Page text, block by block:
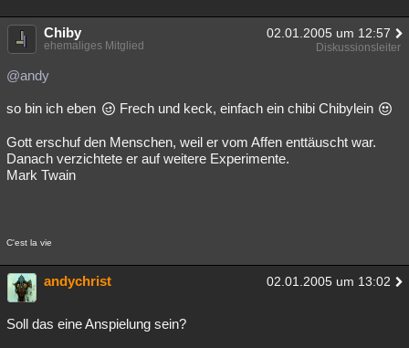
Chiby 02.01.2005 um 12:57
ehemaliges Mitglied Diskussionsleiter
@andy
so bin ich eben Frech und keck, einfach ein chibi Chibylein
Gott erschuf den Menschen, weil er vom Affen enttäuscht war.
Danach verzichtete er auf weitere Experimente.
Mark Twain
C'est la vie
andychrist 02.01.2005 um 13:02
Soll das eine Anspielung sein?